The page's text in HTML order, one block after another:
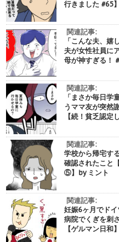
行きました #65
関連記事:
「こんな夫、嬉
夫が女性社員に
母が神すぎる！
関連記事:
「まさか毎日学
うママ友が突然
【続！貧乏認定
関連記事:
学校から帰宅す
確認されたこと
⑤】by ミント
関連記事:
妊娠6ヶ月でド
病院でくぎを刺
【ゲルマン日和